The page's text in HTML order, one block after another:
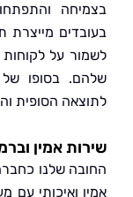
והתפתחות
מייצרת תוצאות
על לקוחות מרוצים
בסופו של דבר
הסופית והמרשימה
אמין וברמה
שלנו כחברה
ואיכותי עם מעלות